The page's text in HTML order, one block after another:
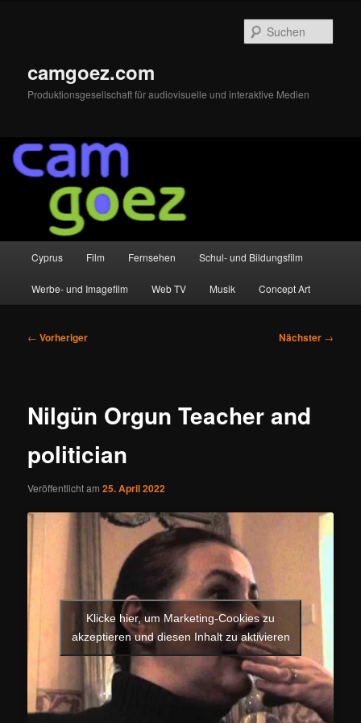
camgoez.com
Produktionsgesellschaft für audiovisuelle und interaktive Medien
Cyprus Film Fernsehen Schul- und Bildungsfilm
Werbe- und Imagefilm Web TV Musik Concept Art
Beitragsnavigation
← Vorheriger Nächster →
Nilgün Orgun Teacher and
politician
Veröffentlicht am25. April 2022
Klicke hier, um Marketing-Cookies zu
akzeptieren und diesen Inhalt zu aktivieren